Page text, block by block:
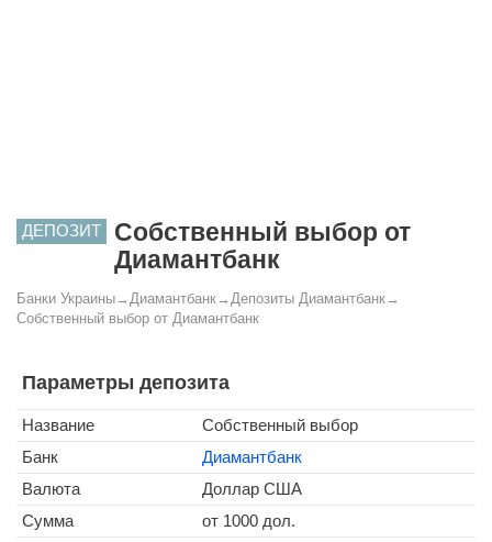
ДЕПОЗИТ
Собственный выбор от
Диамантбанк
Банки Украины→ Диамантбанк→ Депозиты Диамантбанк→
Собственный выбор от Диамантбанк
Параметры депозита
Название
Собственный выбор
Банк
Диамантбанк
Валюта
Доллар США
Сумма
от 1000 дол.